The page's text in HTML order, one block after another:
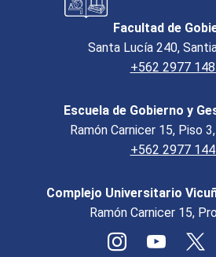
Facultad de
Santa Lucía 240,
+562 2977
Escuela de Gobierno y
Ramón Carnicer 15, Piso
+562 2977
Complejo Universitario
Ramón Carnicer 15,